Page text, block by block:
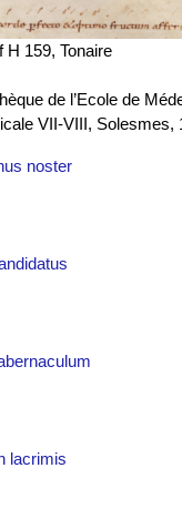
H 159, Tonaire
de l’Ecole de
VII-VIII, Solesmes,
noster
lacrimis